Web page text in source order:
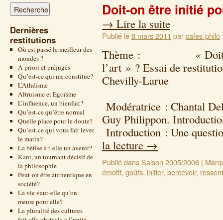
Dernières
restitutions
Où est passé le meilleur des
mondes ?
A priori et préjugés
Qu’est-ce qui me constitue?
L’Athéisme
Altruisme et Egoïsme
L’influence, un bienfait?
Qu’est-ce qu’être normal
Quelle place pour le doute?
Qu’est-ce qui vous fait lever
le matin?
La bêtise a t-elle un avenir?
Kant, un tournant décisif de
la philosophie
Peut-on être authentique en
société?
La vie vaut-elle qu’on
meure pour elle?
La pluralité des cultures
Doit-on être initié
→ Lire la suite
Publié le8 mars 2011 parcafes-philo
Thème : « Doit-on
l’art » ? Essai de
Chevilly-Larue
Modératrice : Chantal
Guy Philippon.
Introduction : Une
la lecture →
Publié dansSaison 2005/2006 |
émotif, goûts, initier, percevoir,